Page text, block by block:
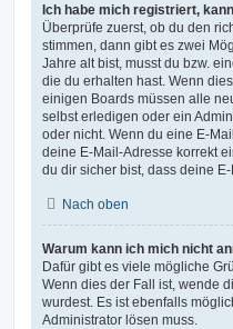
Ich habe mich registriert,
Überprüfe zuerst, ob du den
stimmen, dann gibt es zwei
Jahre alt bist, musst du bzw.
die du erhalten hast. Wenn
einigen Boards müssen alle
selbst erledigen oder ein
oder nicht. Wenn du eine E-
deine E-Mail-Adresse korrekt
du dir sicher bist, dass deine
Nach oben
Warum kann ich mich nicht
Dafür gibt es viele mögliche
Wenn dies der Fall ist, wende
wurdest. Es ist ebenfalls
Administrator lösen muss.